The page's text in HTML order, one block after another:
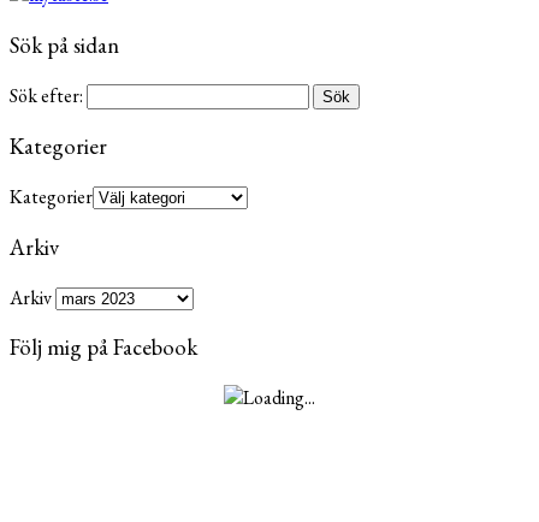
Sök på sidan
Sök efter:
Kategorier
Kategorier
Arkiv
Arkiv
Följ mig på Facebook